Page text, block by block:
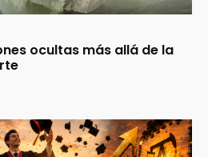
ocultas más allá de la